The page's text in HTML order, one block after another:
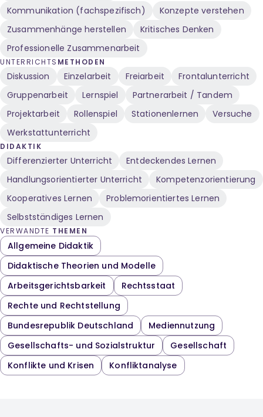
Kommunikation (fachspezifisch)
Konzepte verstehen
Zusammenhänge herstellen
Kritisches Denken
Professionelle Zusammenarbeit
UNTERRICHTS METHODEN
Diskussion Einzelarbeit Freiarbeit
Frontalunterricht
Gruppenarbeit
Lernspiel
Partnerarbeit / Tandem
Projektarbeit
Rollenspiel Stationenlernen
Versuche
Werkstattunterricht
DIDAKTIK
Differenzierter Unterricht
Entdeckendes Lernen
Handlungsorientierter Unterricht
Kompetenzorientierung
Kooperatives Lernen
Problemorientiertes Lernen
Selbstständiges Lernen
VERWANDTE THEMEN
Allgemeine Didaktik
Didaktische Theorien und Modelle
Arbeitsgerichtsbarkeit
Rechtsstaat
Rechte und Rechtstellung
Bundesrepublik Deutschland
Mediennutzung
Gesellschafts- und Sozialstruktur
Gesellschaft
Konflikte und Krisen
Konfliktanalyse